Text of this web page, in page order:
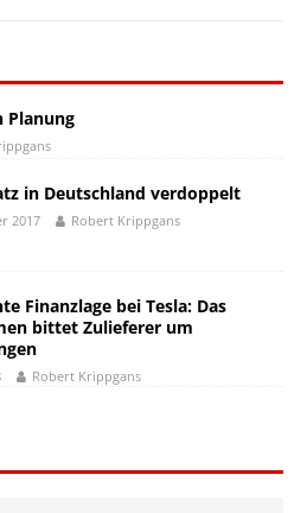
Planung
in Deutschland verdoppelt
2017 Robert Krippgans
Finanzlage bei Tesla: Das
bittet Zulieferer um
Robert Krippgans